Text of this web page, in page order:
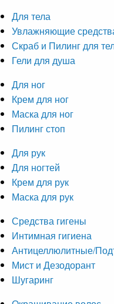
Для тела
Увлажняющие
Скраб и Пилинг для
Гели для душа
Для ног
Крем для ног
Маска для ног
Пилинг стоп
Для рук
Для ногтей
Крем для рук
Маска для рук
Средства гигены
Интимная гигиена
Антицеллюлитные/
Мист и Дезодорант
Шугаринг